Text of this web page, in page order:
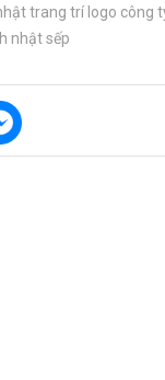
trang trí logo công
nhật sếp